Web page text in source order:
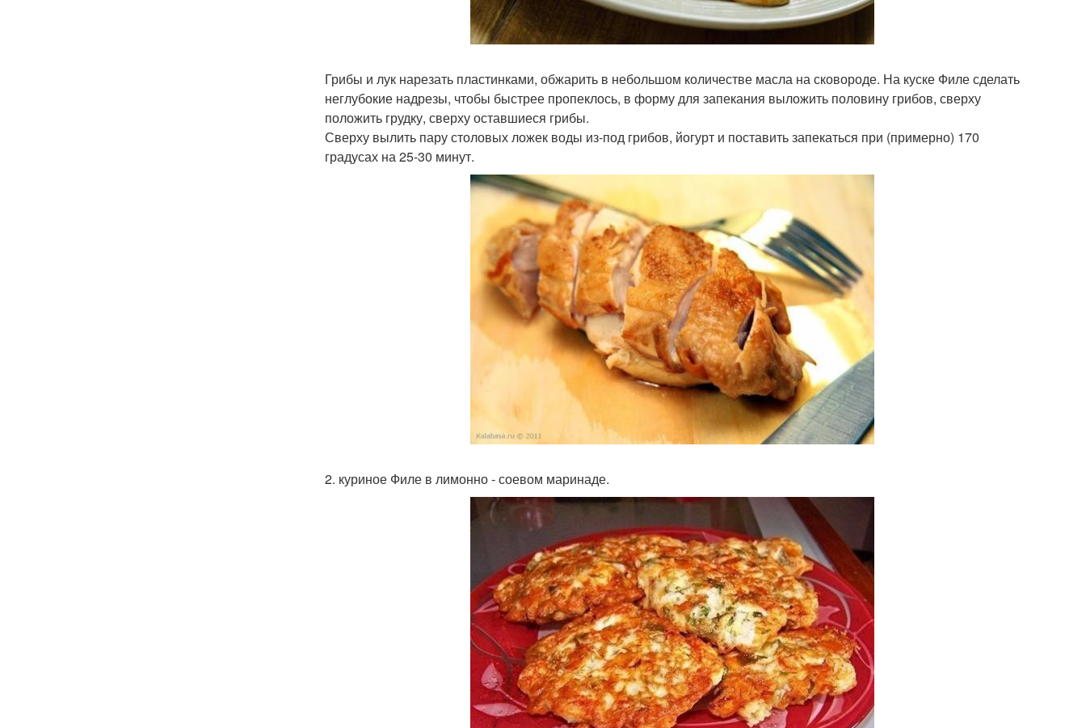
Грибы и лук нарезать пластинками, обжарить в небольшом количестве масла на сковороде. На куске Филе сделать
неглубокие надрезы, чтобы быстрее пропеклось, в форму для запекания выложить половину грибов, сверху
положить грудку, сверху оставшиеся грибы.
Сверху вылить пару столовых ложек воды из-под грибов, йогурт и поставить запекаться при (примерно) 170
градусах на 25-30 минут.
2. куриное Филе в лимонно - соевом маринаде.